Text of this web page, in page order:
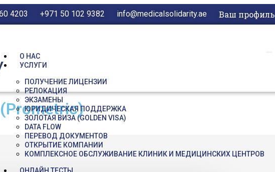
4203 +971 50 102 9382 info@medicalsolidarity.ae Ваш профиль
О НАС
УСЛУГИ
ПОЛУЧЕНИЕ ЛИЦЕНЗИИ
РЕЛОКАЦИЯ
ЭКЗАМЕНЫ
ЮРИДИЧЕСКАЯ ПОДДЕРЖКА
ЗОЛОТАЯ ВИЗА (GOLDEN VISA)
DATA FLOW
ПЕРЕВОД ДОКУМЕНТОВ
ОТКРЫТИЕ КОМПАНИИ
КОМПЛЕКСНОЕ ОБСЛУЖИВАНИЕ КЛИНИК И МЕДИЦИНСКИХ ЦЕНТРОВ